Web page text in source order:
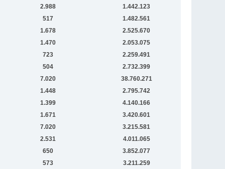
2.988
1.442.123
517
1.482.561
1.678
2.525.670
1.470
2.053.075
723
2.259.491
504
2.732.399
7.020
38.760.271
1.448
2.795.742
1.399
4.140.166
1.671
3.420.601
7.020
3.215.581
2.531
4.011.065
650
3.852.077
573
3.211.259